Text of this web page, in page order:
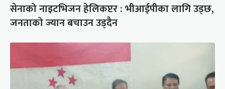
सेनाको नाइटभिजन हेलिकप्टर : भीआईपीका लागि उड्छ,
जनताको ज्यान बचाउन उड्दैन